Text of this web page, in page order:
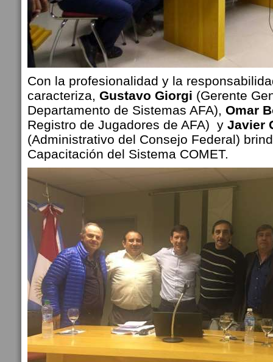
Con la profesionalidad y la
caracteriza, Gustavo Giorgi (Gerente
Departamento de Sistemas AFA), Omar
Registro de Jugadores de AFA) y Javier
(Administrativo del Consejo Federal)
Capacitación del Sistema COMET.